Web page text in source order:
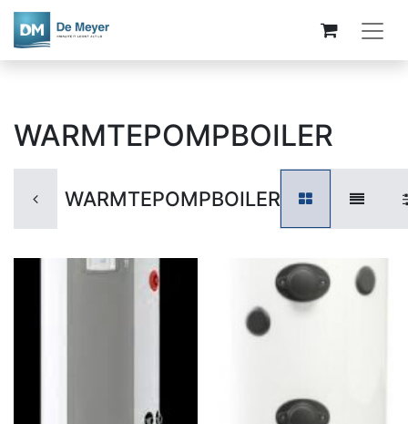
WARMTEPOMPBOILER
WARMTEPOMPBOILER